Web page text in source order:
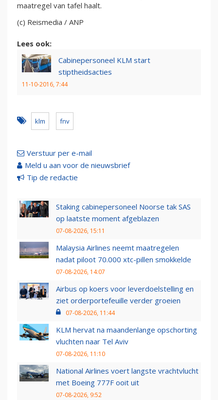
maatregel van tafel haalt.
(c) Reismedia / ANP
Lees ook:
Cabinepersoneel KLM start
stiptheidsacties
11-10-2016, 7:44
klm fnv
Verstuur per e-mail
Meld u aan voor de nieuwsbrief
Tip de redactie
Staking cabinepersoneel Noorse tak SAS
op laatste moment afgeblazen
07-08-2026, 15:11
Malaysia Airlines neemt maatregelen
nadat piloot 70.000 xtc-pillen smokkelde
07-08-2026, 14:07
Airbus op koers voor leverdoelstelling en
ziet orderportefeuille verder groeien
07-08-2026, 11:44
KLM hervat na maandenlange opschorting
vluchten naar Tel Aviv
07-08-2026, 11:10
National Airlines voert langste vrachtvlucht
met Boeing 777F ooit uit
07-08-2026, 9:52